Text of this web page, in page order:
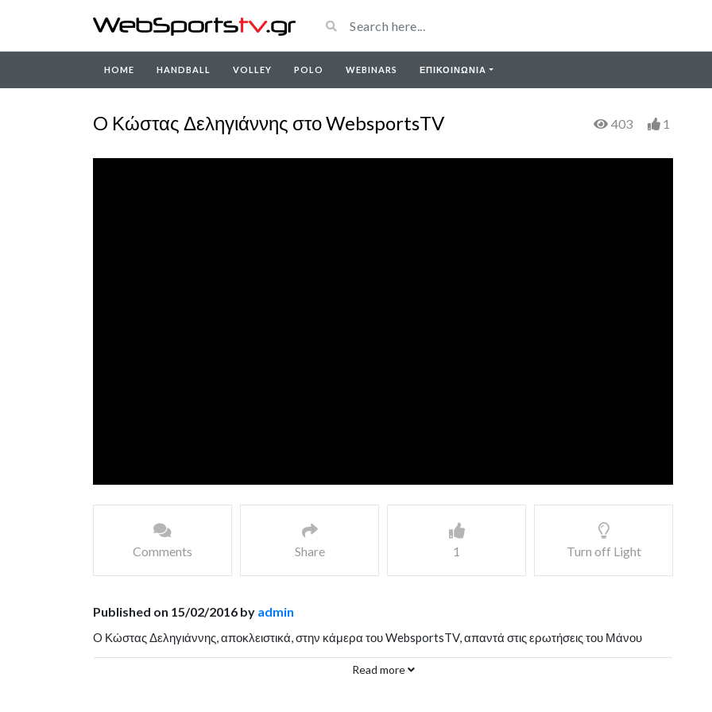
HOME HANDBALL VOLLEY POLO WEBINARS ΕΠΙΚΟΙΝΩΝΙΑ
O Κώστας Δεληγιάννης στο WebsportsTV 403 1
Comments Share 1 Turn off Light
Published on 15/02/2016 by admin
O Κώστας Δεληγιάννης, αποκλειστικά, στην κάμερα του WebsportsTV, απαντά στις ερωτήσεις του Μάνου
Χάλαρη.
Read more